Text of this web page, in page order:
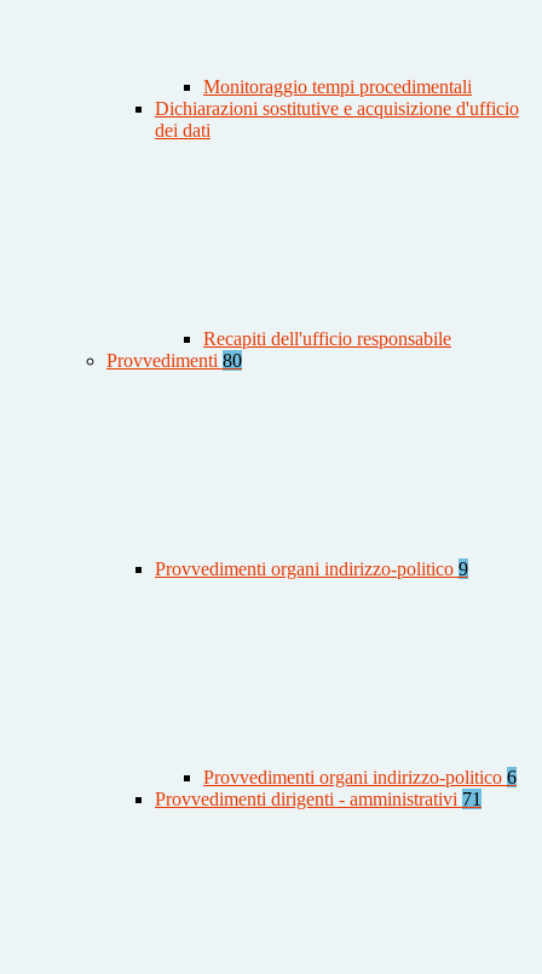
Monitoraggio tempi procedimentali
Dichiarazioni sostitutive e acquisizione d'ufficio
dei dati
Recapiti dell'ufficio responsabile
Provvedimenti 80
Provvedimenti organi indirizzo-politico 9
Provvedimenti organi indirizzo-politico 6
Provvedimenti dirigenti - amministrativi 71